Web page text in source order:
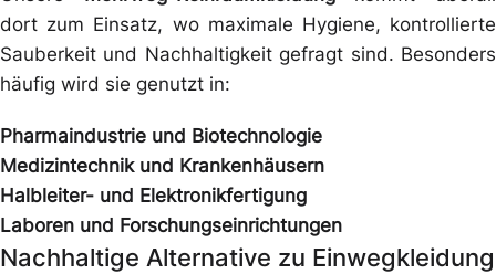
dort zum Einsatz, wo maximale Hygiene, kontrollierte
Sauberkeit und Nachhaltigkeit gefragt sind. Besonders
häufig wird sie genutzt in:
Pharmaindustrie und Biotechnologie
Medizintechnik und Krankenhäusern
Halbleiter- und Elektronikfertigung
Laboren und Forschungseinrichtungen
Nachhaltige Alternative zu Einwegkleidung